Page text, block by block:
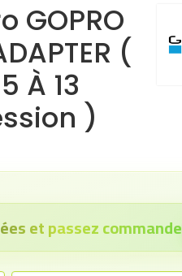
GOPRO
(
À 13
)
et passez commande